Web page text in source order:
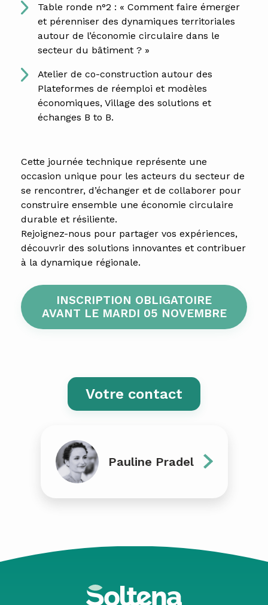
Table ronde n°2 : « Comment faire émerger
et pérenniser des dynamiques territoriales
autour de l’économie circulaire dans le
secteur du bâtiment ? »
Atelier de co-construction autour des
Plateformes de réemploi et modèles
économiques, Village des solutions et
échanges B to B.
Cette journée technique représente une
occasion unique pour les acteurs du secteur de
se rencontrer, d’échanger et de collaborer pour
construire ensemble une économie circulaire
durable et résiliente.
Rejoignez-nous pour partager vos expériences,
découvrir des solutions innovantes et contribuer
à la dynamique régionale.
INSCRIPTION OBLIGATOIRE
AVANT LE MARDI 05 NOVEMBRE
Votre contact
Pauline Pradel